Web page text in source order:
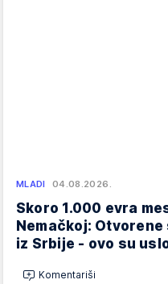
MLADI 04.08.2026.
Skoro 1.000 evra
Nemačkoj:
iz Srbije - ovo su
Komentariši